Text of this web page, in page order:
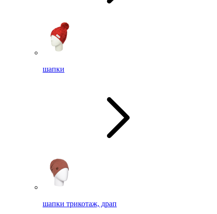
шапки
шапки трикотаж, драп